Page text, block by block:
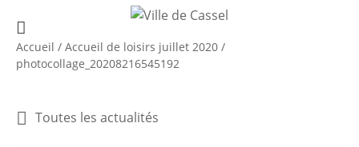
Accueil / Accueil de loisirs juillet 2020 /
photocollage_20208216545192
Toutes les actualités